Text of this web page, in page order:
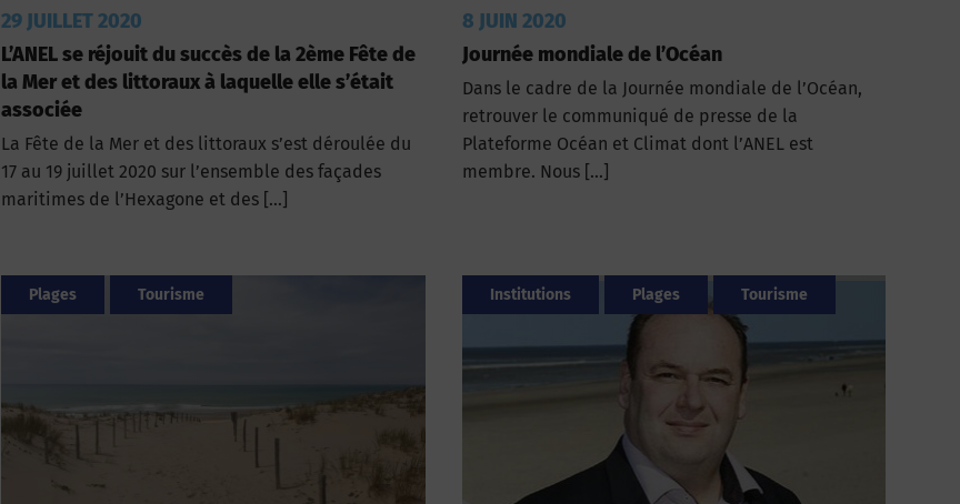
29 JUILLET 2020
L’ANEL se réjouit du succès de la 2ème Fête de
la Mer et des littoraux à laquelle elle s’était
associée
La Fête de la Mer et des littoraux s’est déroulée du
17 au 19 juillet 2020 sur l’ensemble des façades
maritimes de l’Hexagone et des […]
8 JUIN 2020
Journée mondiale de l’Océan
Dans le cadre de la Journée mondiale de l’Océan,
retrouver le communiqué de presse de la
Plateforme Océan et Climat dont l’ANEL est
membre. Nous […]
Plages Tourisme Institutions Plages Tourisme